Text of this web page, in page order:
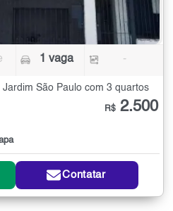
1 vaga -
São Paulo com 3 quartos
R$ 2.500
Contatar